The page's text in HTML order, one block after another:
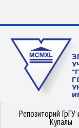
Репозиторий ГрГУ
Купалы